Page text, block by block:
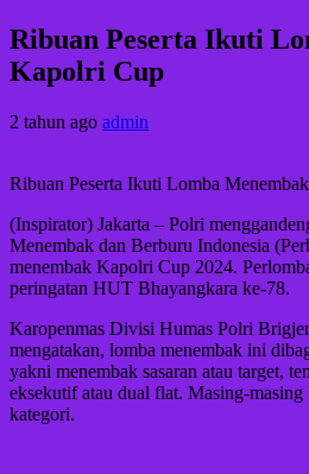
Ribuan Peserta Ikuti
Kapolri Cup
2 tahun ago admin
Ribuan Peserta Ikuti Lomba
(Inspirator) Jakarta – Polri
Menembak dan Berburu Indonesia
menembak Kapolri Cup 2024.
peringatan HUT Bhayangkara ke-78.
Karopenmas Divisi Humas Polri
mengatakan, lomba menembak ini
yakni menembak sasaran atau target,
eksekutif atau dual flat. Masing-
kategori.